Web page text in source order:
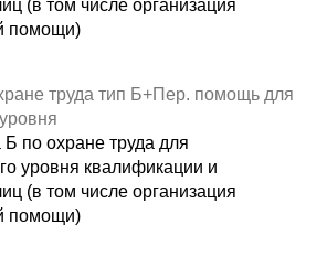
(в том числе организация
помощи)
по охране труда для
уровня квалификации и
(в том числе организация
помощи)